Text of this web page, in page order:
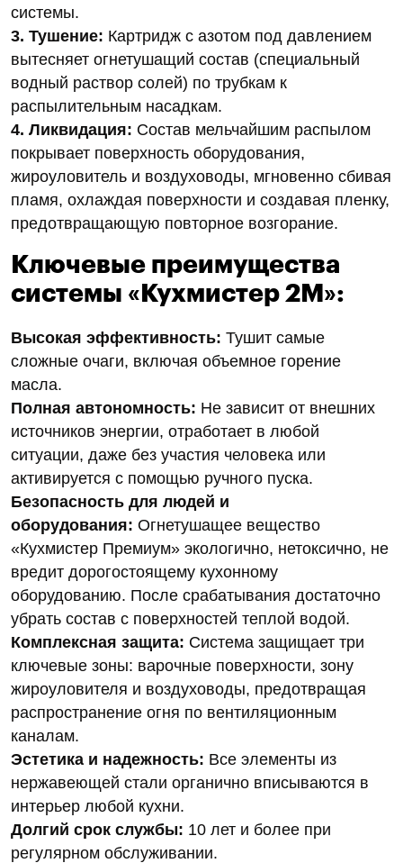
системы.
3. Тушение: Картридж с азотом под давлением
вытесняет огнетушащий состав (специальный
водный раствор солей) по трубкам к
распылительным насадкам.
4. Ликвидация: Состав мельчайшим распылом
покрывает поверхность оборудования,
жироуловитель и воздуховоды, мгновенно сбивая
пламя, охлаждая поверхности и создавая пленку,
предотвращающую повторное возгорание.
Ключевые преимущества
системы «Кухмистер 2М»:
Высокая эффективность: Тушит самые
сложные очаги, включая объемное горение
масла.
Полная автономность: Не зависит от внешних
источников энергии, отработает в любой
ситуации, даже без участия человека или
активируется с помощью ручного пуска.
Безопасность для людей и
оборудования: Огнетушащее вещество
«Кухмистер Премиум» экологично, нетоксично, не
вредит дорогостоящему кухонному
оборудованию. После срабатывания достаточно
убрать состав с поверхностей теплой водой.
Комплексная защита: Система защищает три
ключевые зоны: варочные поверхности, зону
жироуловителя и воздуховоды, предотвращая
распространение огня по вентиляционным
каналам.
Эстетика и надежность: Все элементы из
нержавеющей стали органично вписываются в
интерьер любой кухни.
Долгий срок службы: 10 лет и более при
регулярном обслуживании.